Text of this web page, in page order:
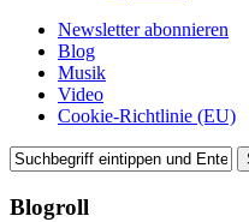
Newsletter abonnieren
Blog
Musik
Video
Cookie-Richtlinie (EU)
Blogroll